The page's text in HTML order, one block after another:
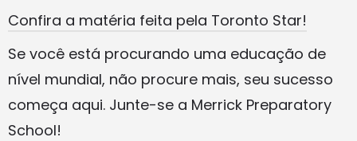
Confira a matéria feita pela Toronto Star!
Se você está procurando uma educação de
nível mundial, não procure mais, seu sucesso
começa aqui. Junte-se a Merrick Preparatory
School!